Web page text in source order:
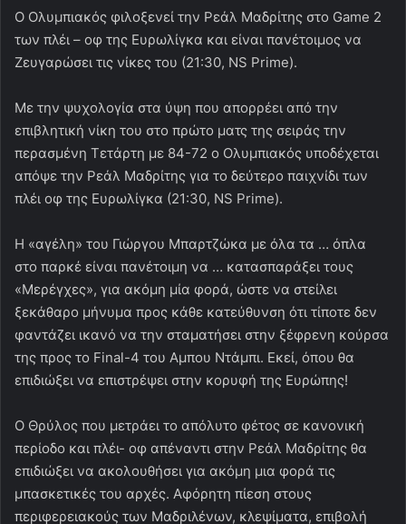
Ο Ολυμπιακός φιλοξενεί την Ρεάλ Μαδρίτης στο Game 2
των πλέι – οφ της Ευρωλίγκα και είναι πανέτοιμος να
Ζευγαρώσει τις νίκες του (21:30, NS Prime).
Με την ψυχολογία στα ύψη που απορρέει από την
επιβλητική νίκη του στο πρώτο ματς της σειράς την
περασμένη Τετάρτη με 84-72 ο Ολυμπιακός υποδέχεται
απόψε την Ρεάλ Μαδρίτης για το δεύτερο παιχνίδι των
πλέι οφ της Ευρωλίγκα (21:30, NS Prime).
Η «αγέλη» του Γιώργου Μπαρτζώκα με όλα τα … όπλα
στο παρκέ είναι πανέτοιμη να … κατασπαράξει τους
«Μερέγχες», για ακόμη μία φορά, ώστε να στείλει
ξεκάθαρο μήνυμα προς κάθε κατεύθυνση ότι τίποτε δεν
φαντάζει ικανό να την σταματήσει στην ξέφρενη κούρσα
της προς το Final-4 του Αμπου Ντάμπι. Εκεί, όπου θα
επιδιώξει να επιστρέψει στην κορυφή της Ευρώπης!
Ο Θρύλος που μετράει το απόλυτο φέτος σε κανονική
περίοδο και πλέι- οφ απέναντι στην Ρεάλ Μαδρίτης θα
επιδιώξει να ακολουθήσει για ακόμη μια φορά τις
μπασκετικές του αρχές. Αφόρητη πίεση στους
περιφερειακούς των Μαδριλένων, κλεψίματα, επιβολή